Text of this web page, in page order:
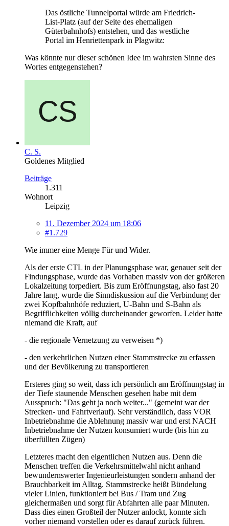
Das östliche Tunnelportal würde am Friedrich-
List-Platz (auf der Seite des ehemaligen
Güterbahnhofs) entstehen, und das westliche
Portal im Henriettenpark in Plagwitz:
Was könnte nur dieser schönen Idee im wahrsten Sinne des
Wortes entgegenstehen?
C. S.
Goldenes Mitglied
Beiträge
1.311
Wohnort
Leipzig
11. Dezember 2024 um 18:06
#1.729
Wie immer eine Menge Für und Wider.
Als der erste CTL in der Planungsphase war, genauer seit der
Findungsphase, wurde das Vorhaben massiv von der größeren
Lokalzeitung torpediert. Bis zum Eröffnungstag, also fast 20
Jahre lang, wurde die Sinndiskussion auf die Verbindung der
zwei Kopfbahnhöfe reduziert, U-Bahn und S-Bahn als
Begrifflichkeiten völlig durcheinander geworfen. Leider hatte
niemand die Kraft, auf
- die regionale Vernetzung zu verweisen *)
- den verkehrlichen Nutzen einer Stammstrecke zu erfassen
und der Bevölkerung zu transportieren
Ersteres ging so weit, dass ich persönlich am Eröffnungstag in
der Tiefe staunende Menschen gesehen habe mit dem
Ausspruch: "Das geht ja noch weiter..." (gemeint war der
Strecken- und Fahrtverlauf). Sehr verständlich, dass VOR
Inbetriebnahme die Ablehnung massiv war und erst NACH
Inbetriebnahme der Nutzen konsumiert wurde (bis hin zu
überfüllten Zügen)
Letzteres macht den eigentlichen Nutzen aus. Denn die
Menschen treffen die Verkehrsmittelwahl nicht anhand
bewundernswerter Ingenieurleistungen sondern anhand der
Brauchbarkeit im Alltag. Stammstrecke heißt Bündelung
vieler Linien, funktioniert bei Bus / Tram und Zug
gleichermaßen und sorgt für Abfahrten alle paar Minuten.
Dass dies einen Großteil der Nutzer anlockt, konnte sich
vorher niemand vorstellen oder es darauf zurück führen.